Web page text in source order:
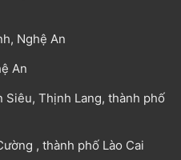
Nghệ An
An
Siêu, Thịnh Lang, thành phố
, thành phố Lào Cai